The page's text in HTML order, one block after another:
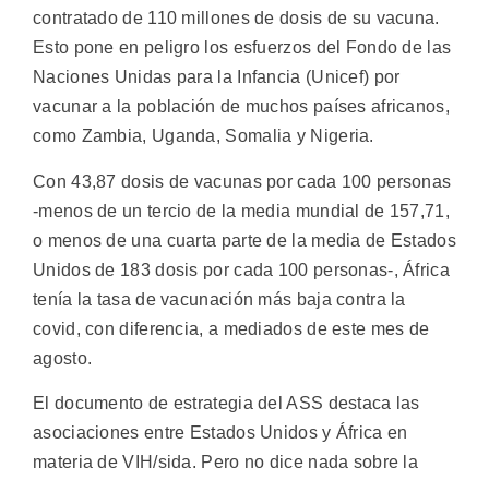
contratado de 110 millones de dosis de su vacuna.
Esto pone en peligro los esfuerzos del Fondo de las
Naciones Unidas para la Infancia (Unicef) por
vacunar a la población de muchos países africanos,
como Zambia, Uganda, Somalia y Nigeria.
Con 43,87 dosis de vacunas por cada 100 personas
-menos de un tercio de la media mundial de 157,71,
o menos de una cuarta parte de la media de Estados
Unidos de 183 dosis por cada 100 personas-, África
tenía la tasa de vacunación más baja contra la
covid, con diferencia, a mediados de este mes de
agosto.
El documento de estrategia del ASS destaca las
asociaciones entre Estados Unidos y África en
materia de VIH/sida. Pero no dice nada sobre la